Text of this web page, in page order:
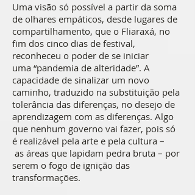
Uma visão só possível a partir da soma
de olhares empáticos, desde lugares de
compartilhamento, que o Fliaraxá, no
fim dos cinco dias de festival,
reconheceu o poder de se iniciar
uma “pandemia de alteridade”. A
capacidade de sinalizar um novo
caminho, traduzido na substituição pela
tolerância das diferenças, no desejo de
aprendizagem com as diferenças. Algo
que nenhum governo vai fazer, pois só
é realizável pela arte e pela cultura –
as áreas que lapidam pedra bruta – por
serem o fogo de ignição das
transformações.